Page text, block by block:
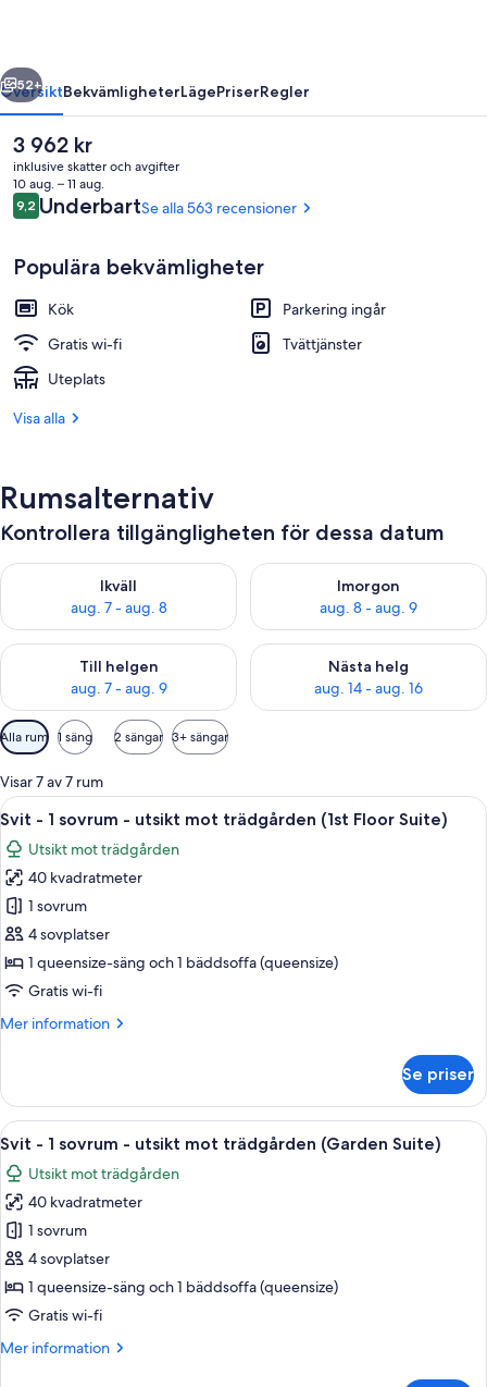
Bungalow - 2 sovrum - utsikt mot
Nästa
52+
ÖversiktBekvämligheterLägePriserRegler
Det
nuvarande
priset
är
3 962 kr
3 962 kr
inklusive skatter och avgifter
10 aug. – 11 aug.
Recensioner
9,29,2 av 10,
UnderbartSe alla 563 recensioner
Populära bekvämligheter
Kök
Parkering ingår
Gratis wi-fi
Tvättjänster
Uteplats
Visa alla
Rumsalternativ
Kontrollera tillgängligheten för dessa datum
Ikväll
aug. 7 - aug. 8
Kontrollera tillgängligheten för ikväll aug. 7 - aug. 8
Imorgon
aug. 8 - aug. 9
Kontrollera tillgängligheten
Till helgen
aug. 7 - aug. 9
Kontrollera tillgängligheten för den här helgen aug. 7 - aug. 9
Nästa helg
aug. 14 - aug. 16
Kontrollera tillgängligheten
Tillgängliga
filter
för
rum
Alla rum 1 säng 2 sängar 3+ sängar
Visar 7 av 7 rum
Öppna
alla
foton
för
Svit
-
1
sovrum
utsikt
(1st
Floor
Suite)
Ett modernt vardagsrum med en vit
6
Svit - 1 sovrum - utsikt mot trädgården (1st Floor Suite)
Utsikt mot trädgården
40 kvadratmeter
1 sovrum
4 sovplatser
1 queensize-säng och 1 bäddsoffa (queensize)
Gratis wi-fi
Mer information
Mer
-
sovrum
utsikt
mot
trädgården
(1st
Floor
Suite)
Se priser
Öppna
alla
foton
för
Svit
-
1
sovrum
utsikt
Ett modernt hotellrum med en stor
8
Svit - 1 sovrum - utsikt mot trädgården (Garden Suite)
Utsikt mot trädgården
40 kvadratmeter
1 sovrum
4 sovplatser
1 queensize-säng och 1 bäddsoffa (queensize)
Gratis wi-fi
Mer information
Mer